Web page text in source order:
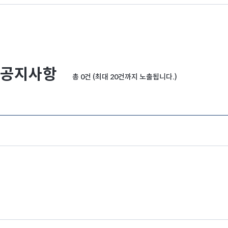
공지사항 총 0건 (최대 20건까지 노출됩니다.)